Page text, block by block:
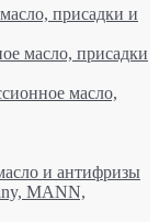
присадки и
масло, присадки
масло,
и антифризы
MANN,